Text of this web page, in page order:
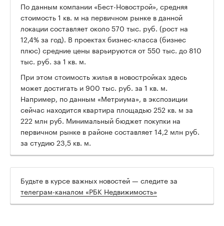
По данным компании «Бест-Новострой», средняя
стоимость 1 кв. м на первичном рынке в данной
локации составляет около 570 тыс. руб. (рост на
12,4% за год). В проектах бизнес-класса (бизнес
плюс) средние цены варьируются от 550 тыс. до 810
тыс. руб. за 1 кв. м.
При этом стоимость жилья в новостройках здесь
может достигать и 900 тыс. руб. за 1 кв. м.
Например, по данным «Метриума», в экспозиции
сейчас находится квартира площадью 252 кв. м за
222 млн руб. Минимальный бюджет покупки на
первичном рынке в районе составляет 14,2 млн руб.
за студию 23,5 кв. м.
Будьте в курсе важных новостей — следите за
телеграм-каналом «РБК Недвижимость»